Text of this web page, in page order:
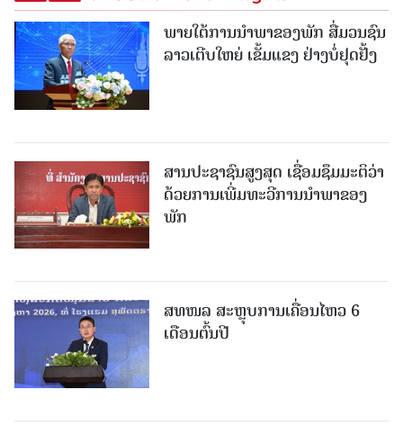
ພາຍໃຕ້ການນໍາພາຂອງພັກ ສື່ມວນຊົນ
ລາວເຕີບໃຫຍ່ ເຂັ້ມແຂງ ຢ່າງບໍ່ຢຸດຢັ້ງ
ສານປະຊາຊົນສູງສຸດ ເຊື່ອມຊຶມມະຕິວ່າ
ດ້ວຍການເພີ່ມທະວີການນຳພາຂອງ
ພັກ
ສທໜລ ສະຫຼຸບການເຄື່ອນໄຫວ 6
ເດືອນຕົ້ນປີ